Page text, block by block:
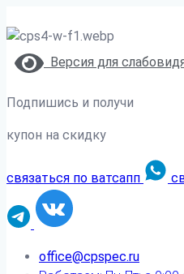
Версия для
Подпишись и получи
купон на скидку
связаться по ватсапп
office@cpspec.ru